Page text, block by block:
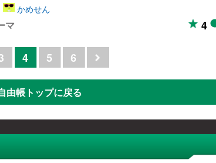
かめせん
マ 4
4 5 6
由帳トップに戻る